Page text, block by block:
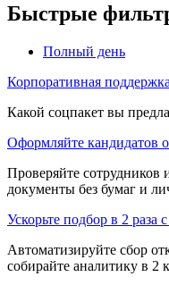
Быстрые
Полный день
Корпоративная
Какой соцпакет вы
Оформляйте кандидатов
Проверяйте сотрудников
документы без бумаг и
Ускорьте подбор в 2 раза
Автоматизируйте сбор
собирайте аналитику в 2